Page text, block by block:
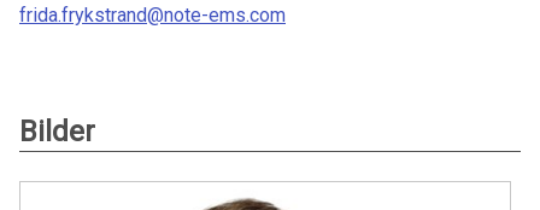
frida.frykstrand@note-ems.com
Bilder